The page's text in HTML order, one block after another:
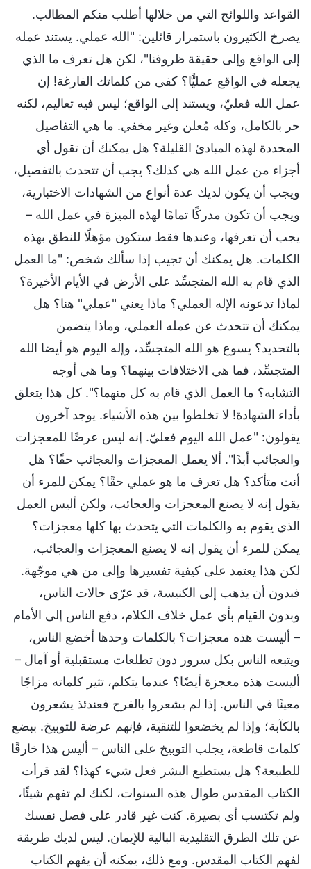
القواعد واللوائح التي من خلالها أطلب منكم المطالب.
يصرخ الكثيرون باستمرار قائلين: "الله عملي. يستند عمله
إلى الواقع وإلى حقيقة ظروفنا"، لكن هل تعرف ما الذي
يجعله في الواقع عمليًّا؟ كفى من كلماتك الفارغة! إن
عمل الله فعليّ، ويستند إلى الواقع؛ ليس فيه تعاليم، لكنه
حر بالكامل، وكله مُعلن وغير مخفي. ما هي التفاصيل
المحددة لهذه المبادئ القليلة؟ هل يمكنك أن تقول أي
أجزاء من عمل الله هي كذلك؟ يجب أن تتحدث بالتفصيل،
ويجب أن يكون لديك عدة أنواع من الشهادات الاختبارية،
ويجب أن تكون مدركًا تمامًا لهذه الميزة في عمل الله –
يجب أن تعرفها، وعندها فقط ستكون مؤهلًا للنطق بهذه
الكلمات. هل يمكنك أن تجيب إذا سألك شخص: "ما العمل
الذي قام به الله المتجسِّد على الأرض في الأيام الأخيرة؟
لماذا تدعونه الإله العملي؟ ماذا يعني "عملي" هنا؟ هل
يمكنك أن تتحدث عن عمله العملي، وماذا يتضمن
بالتحديد؟ يسوع هو الله المتجسِّد، وإله اليوم هو أيضا الله
المتجسِّد، فما هي الاختلافات بينهما؟ وما هي أوجه
التشابه؟ ما العمل الذي قام به كل منهما؟". كل هذا يتعلق
بأداء الشهادة! لا تخلطوا بين هذه الأشياء. يوجد آخرون
يقولون: "عمل الله اليوم فعليّ. إنه ليس عرضًا للمعجزات
والعجائب أبدًا". ألا يعمل المعجزات والعجائب حقًا؟ هل
أنت متأكد؟ هل تعرف ما هو عملي حقًا؟ يمكن للمرء أن
يقول إنه لا يصنع المعجزات والعجائب، ولكن أليس العمل
الذي يقوم به والكلمات التي يتحدث بها كلها معجزات؟
يمكن للمرء أن يقول إنه لا يصنع المعجزات والعجائب،
لكن هذا يعتمد على كيفية تفسيرها وإلى من هي موجّهة.
فبدون أن يذهب إلى الكنيسة، قد عرّى حالات الناس،
وبدون القيام بأي عمل خلاف الكلام، دفع الناس إلى الأمام
– أليست هذه معجزات؟ بالكلمات وحدها أخضع الناس،
ويتبعه الناس بكل سرور دون تطلعات مستقبلية أو آمال –
أليست هذه معجزة أيضًا؟ عندما يتكلم، تثير كلماته مزاجًا
معينًا في الناس. إذا لم يشعروا بالفرح فعندئذ يشعرون
بالكآبة؛ وإذا لم يخضعوا للتنقية، فإنهم عرضة للتوبيخ. ببضع
كلمات قاطعة، يجلب التوبيخ على الناس – أليس هذا خارقًا
للطبيعة؟ هل يستطيع البشر فعل شيء كهذا؟ لقد قرأت
الكتاب المقدس طوال هذه السنوات، لكنك لم تفهم شيئًا،
ولم تكتسب أي بصيرة. كنت غير قادر على فصل نفسك
عن تلك الطرق التقليدية البالية للإيمان. ليس لديك طريقة
لفهم الكتاب المقدس. ومع ذلك، يمكنه أن يفهم الكتاب